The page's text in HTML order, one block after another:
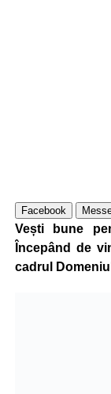
Facebook
Vești bune
Începând de
cadrul